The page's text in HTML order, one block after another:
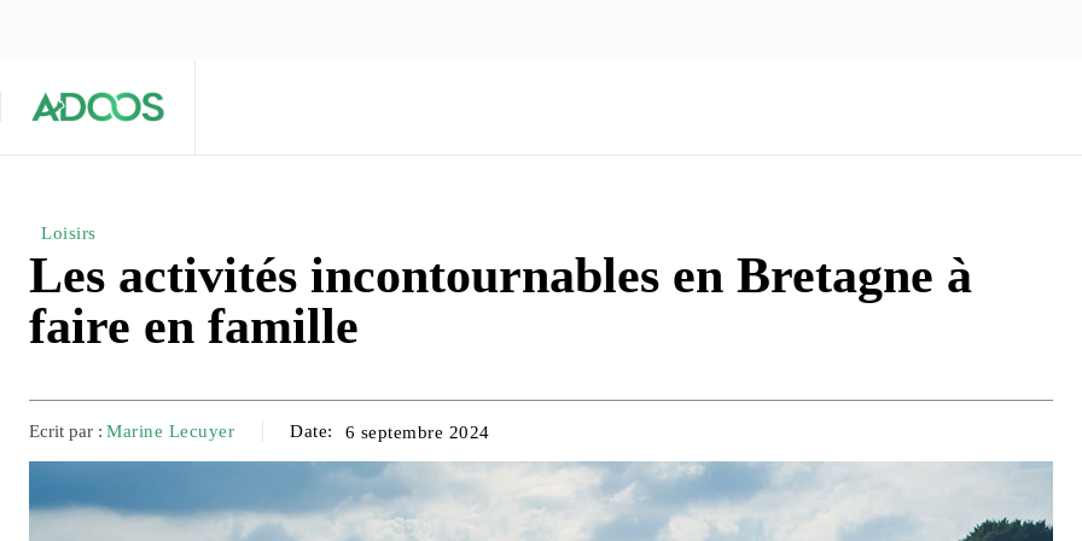
Loisirs
Les activités incontournables en Bretagne à
faire en famille
Ecrit par : Marine Lecuyer Date: 6 septembre 2024